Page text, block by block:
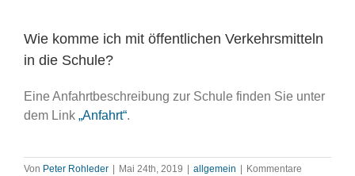
Wie komme ich mit öffentlichen Verkehrsmitteln
in die Schule?
Eine Anfahrtbeschreibung zur Schule finden Sie unter
dem Link „Anfahrt“.
Von Peter Rohleder Mai 24th, 2019 allgemein
Kommentare